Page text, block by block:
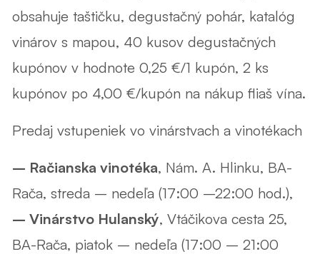
obsahuje taštičku, degustačný pohár, katalóg
vinárov s mapou, 40 kusov degustačných
kupónov v hodnote 0,25 €/1 kupón, 2 ks
kupónov po 4,00 €/kupón na nákup fliaš vína.
Predaj vstupeniek vo vinárstvach a vinotékach
– Račianska vinotéka, Nám. A. Hlinku, BA-
Rača, streda – nedeľa (17:00 –22:00 hod.),
– Vinárstvo Hulanský, Vtáčikova cesta 25,
BA-Rača, piatok – nedeľa (17:00 – 21:00